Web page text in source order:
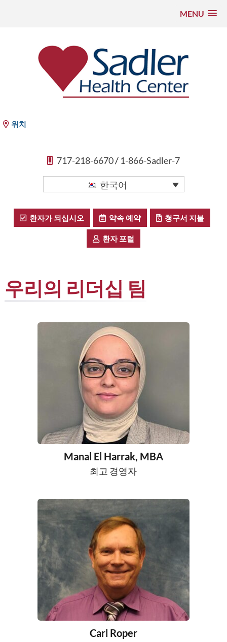
MENU
기 위치
717-218-6670/ 1-866-Sadler-7
한국어
환자가 되십시오 약속 예약 청구서 지불
환자 포털
우리의 리더십 팀
Manal El Harrak, MBA
최고 경영자
Carl Roper